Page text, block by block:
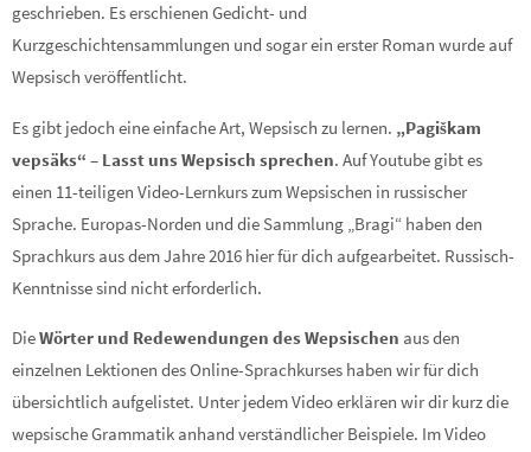
geschrieben. Es erschienen Gedicht- und
Kurzgeschichtensammlungen und sogar ein erster Roman wurde auf
Wepsisch veröffentlicht.
Es gibt jedoch eine einfache Art, Wepsisch zu lernen. „Pagiškam
vepsäks“ – Lasst uns Wepsisch sprechen. Auf Youtube gibt es
einen 11-teiligen Video-Lernkurs zum Wepsischen in russischer
Sprache. Europas-Norden und die Sammlung „Bragi“ haben den
Sprachkurs aus dem Jahre 2016 hier für dich aufgearbeitet. Russisch-
Kenntnisse sind nicht erforderlich.
DieWörter und Redewendungen des Wepsischen aus den
einzelnen Lektionen des Online-Sprachkurses haben wir für dich
übersichtlich aufgelistet. Unter jedem Video erklären wir dir kurz die
wepsische Grammatik anhand verständlicher Beispiele. Im Video